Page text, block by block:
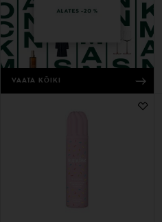
VAATA KÕIKI